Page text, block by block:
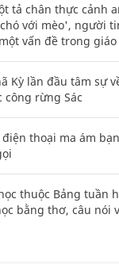
tả chân thực cảnh
với mèo', người
vấn đề trong giáo
Kỳ lần đầu tâm sự
công rừng Sác
điện thoại ma ám
thuộc Bảng tuần
bằng thơ, câu nói